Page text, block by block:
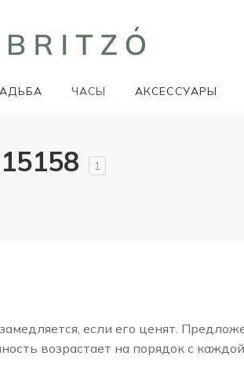
ЧАСЫ АКСЕССУАРЫ
1
если его ценят.
возрастает на порядок с